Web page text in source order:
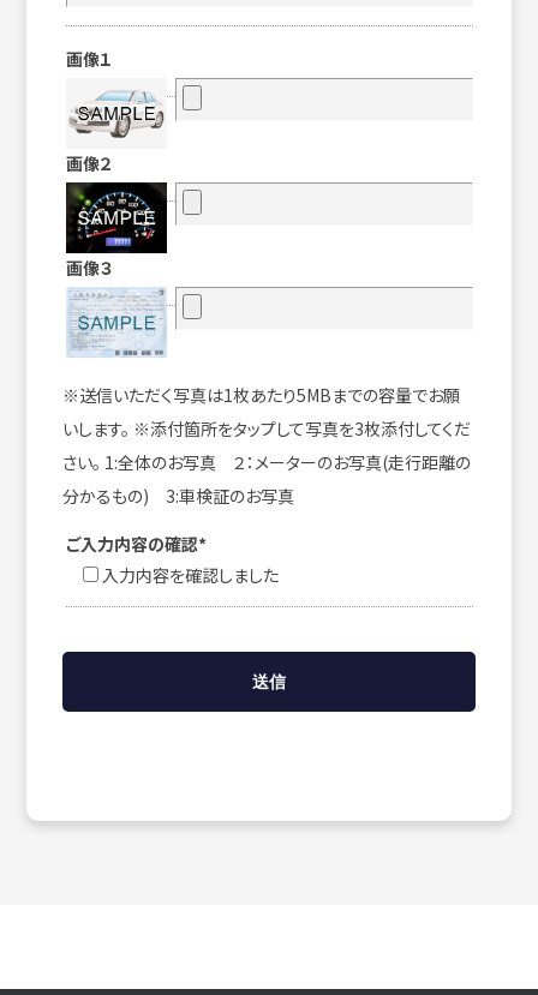
画像１
画像２
画像３
※送信いただく写真は1枚あたり5MBまでの容量でお願
いします。 ※添付箇所をタップして写真を3枚添付してくだ
さい。 1:全体のお写真 ２：メーターのお写真(走行距離の
分かるもの) 3:車検証のお写真
ご入力内容の確認*
入力内容を確認しました